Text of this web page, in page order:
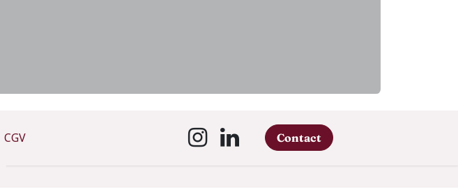
CGV Contact